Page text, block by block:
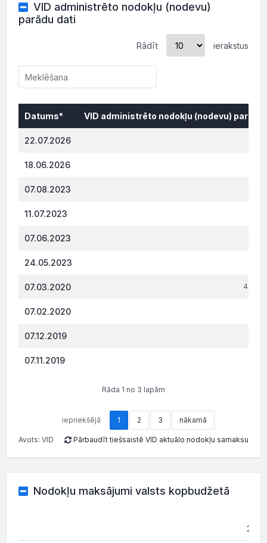
VID administrēto nodokļu (nodevu)
parādu dati
Rādīt ierakstus
Datums*
VID administrēto nodokļu (nodevu)
Datums*
22.07.2026
18.06.2026
07.08.2023
11.07.2023
07.06.2023
24.05.2023
07.03.2020 4
07.02.2020
07.12.2019
07.11.2019
Rāda 1 no 3 lapām
iepriekšējā 1 2 3 nākamā
Avots: VID Pārbaudīt tiešsaistē VID aktuālo nodokļu samaksu
Nodokļu maksājumi valsts kopbudžetā
2025